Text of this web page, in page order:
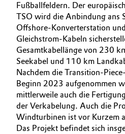
Fußballfeldern. Der
TSO wird die Anbindung ans
Offshore-Konverterstation
Gleichstrom-Kabeln
Gesamtkabellänge von 230
Seekabel und 110 km
Nachdem die Transition-
Beginn 2023 aufgenommen
mittlerweile auch die
der Verkabelung. Auch die
Windturbinen ist vor Kurzem
Das Projekt befindet sich